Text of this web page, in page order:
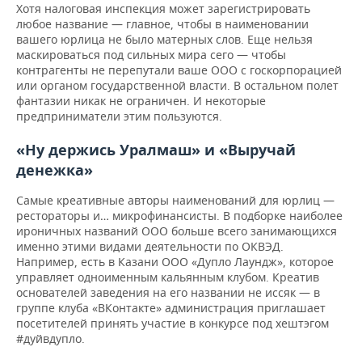
Хотя налоговая инспекция может зарегистрировать
любое название — главное, чтобы в наименовании
вашего юрлица не было матерных слов. Еще нельзя
маскироваться под сильных мира сего — чтобы
контрагенты не перепутали ваше ООО с госкорпорацией
или органом государственной власти. В остальном полет
фантазии никак не ограничен. И некоторые
предприниматели этим пользуются.
«Ну держись Уралмаш» и «Выручай
денежка»
Самые креативные авторы наименований для юрлиц —
рестораторы и… микрофинансисты. В подборке наиболее
ироничных названий ООО больше всего занимающихся
именно этими видами деятельности по ОКВЭД.
Например, есть в Казани ООО «Дупло Лаундж», которое
управляет одноименным кальянным клубом. Креатив
основателей заведения на его названии не иссяк — в
группе клуба «ВКонтакте» администрация приглашает
посетителей принять участие в конкурсе под хештэгом
#дуйвдупло.